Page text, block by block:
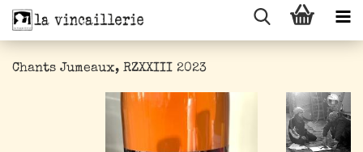
Chants Jumeaux, RZXXIII 2023